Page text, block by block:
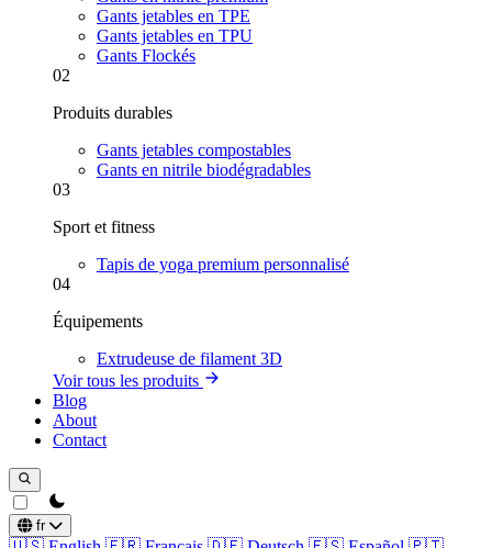
Gants jetables en TPE
Gants jetables en TPU
Gants Flockés
02
Produits durables
Gants jetables compostables
Gants en nitrile biodégradables
03
Sport et fitness
Tapis de yoga premium personnalisé
04
Équipements
Extrudeuse de filament 3D
Voir tous les produits
Blog
About
Contact
theme switcher
fr